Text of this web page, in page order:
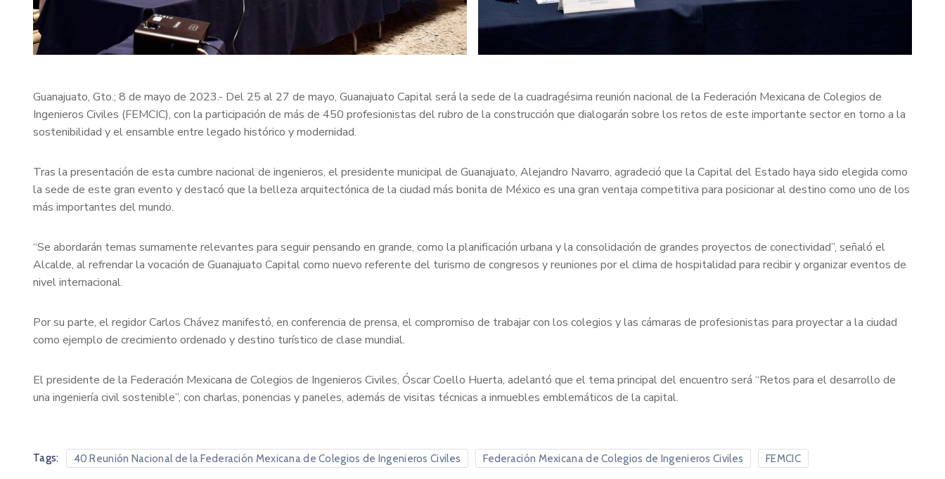
Guanajuato, Gto.; 8 de mayo de 2023.- Del 25 al 27 de mayo, Guanajuato Capital será la sede de la cuadragésima reunión nacional de la Federación Mexicana de Colegios de
Ingenieros Civiles (FEMCIC), con la participación de más de 450 profesionistas del rubro de la construcción que dialogarán sobre los retos de este importante sector en torno a la
sostenibilidad y el ensamble entre legado histórico y modernidad.
Tras la presentación de esta cumbre nacional de ingenieros, el presidente municipal de Guanajuato, Alejandro Navarro, agradeció que la Capital del Estado haya sido elegida como
la sede de este gran evento y destacó que la belleza arquitectónica de la ciudad más bonita de México es una gran ventaja competitiva para posicionar al destino como uno de los
más importantes del mundo.
“Se abordarán temas sumamente relevantes para seguir pensando en grande, como la planificación urbana y la consolidación de grandes proyectos de conectividad”, señaló el
Alcalde, al refrendar la vocación de Guanajuato Capital como nuevo referente del turismo de congresos y reuniones por el clima de hospitalidad para recibir y organizar eventos de
nivel internacional.
Por su parte, el regidor Carlos Chávez manifestó, en conferencia de prensa, el compromiso de trabajar con los colegios y las cámaras de profesionistas para proyectar a la ciudad
como ejemplo de crecimiento ordenado y destino turístico de clase mundial.
El presidente de la Federación Mexicana de Colegios de Ingenieros Civiles, Óscar Coello Huerta, adelantó que el tema principal del encuentro será “Retos para el desarrollo de
una ingeniería civil sostenible”, con charlas, ponencias y paneles, además de visitas técnicas a inmuebles emblemáticos de la capital.
Tags: 40 Reunión Nacional de la Federación Mexicana de Colegios de Ingenieros Civiles Federación Mexicana de Colegios de Ingenieros Civiles FEMCIC